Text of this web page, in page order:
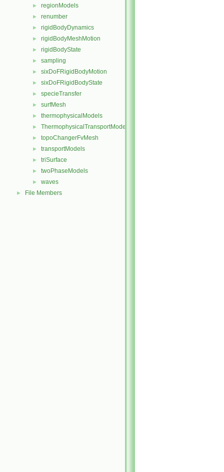
► regionModels
► renumber
► rigidBodyDynamics
► rigidBodyMeshMotion
► rigidBodyState
► sampling
► sixDoFRigidBodyMotion
► sixDoFRigidBodyState
► specieTransfer
► surfMesh
► thermophysicalModels
► ThermophysicalTransportModels
► topoChangerFvMesh
► transportModels
► triSurface
► twoPhaseModels
► waves
► File Members